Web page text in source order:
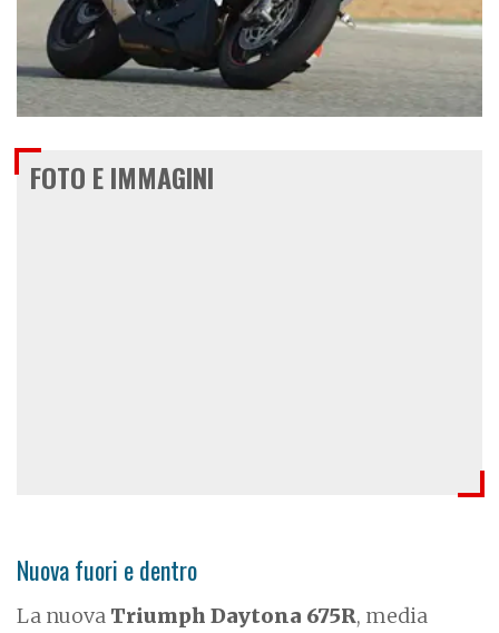
€ 13.900
FOTO E IMMAGINI
Nuova fuori e dentro
La nuova Triumph Daytona 675R, media